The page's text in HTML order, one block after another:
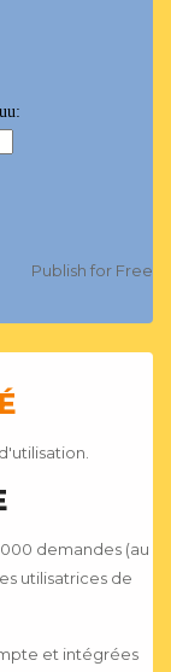
Publish for Free
demandes (au
utilisatrices de
et intégrées